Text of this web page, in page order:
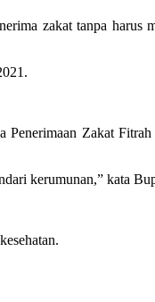
zakat tanpa harus
Penerimaan Zakat
kerumunan,” kata